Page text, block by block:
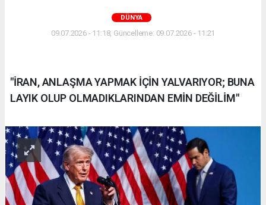
DÜNYA
09.07.2026 - 11:18, Güncelleme: 09.07.2026 - 11:21
"İRAN, ANLAŞMA YAPMAK İÇİN YALVARIYOR; BUNA
LAYIK OLUP OLMADIKLARINDAN EMİN DEĞİLİM"